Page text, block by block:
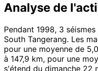
Analyse de
Pendant 1998, 3
South Tangerang. Les
pour une moyenne de
à 147,9 km, pour une
s'étend du dimanche 22